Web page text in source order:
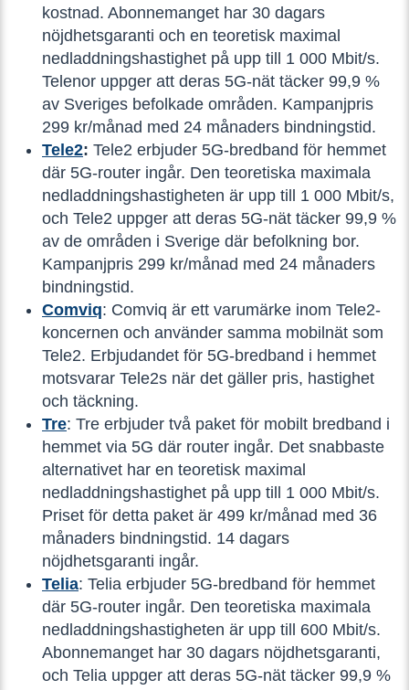
kostnad. Abonnemanget har 30 dagars
nöjdhetsgaranti och en teoretisk maximal
nedladdningshastighet på upp till 1 000 Mbit/s.
Telenor uppger att deras 5G-nät täcker 99,9 %
av Sveriges befolkade områden. Kampanjpris
299 kr/månad med 24 månaders bindningstid.
Tele2: Tele2 erbjuder 5G-bredband för hemmet
där 5G-router ingår. Den teoretiska maximala
nedladdningshastigheten är upp till 1 000 Mbit/s,
och Tele2 uppger att deras 5G-nät täcker 99,9 %
av de områden i Sverige där befolkning bor.
Kampanjpris 299 kr/månad med 24 månaders
bindningstid.
Comviq: Comviq är ett varumärke inom Tele2-
koncernen och använder samma mobilnät som
Tele2. Erbjudandet för 5G-bredband i hemmet
motsvarar Tele2s när det gäller pris, hastighet
och täckning.
Tre: Tre erbjuder två paket för mobilt bredband i
hemmet via 5G där router ingår. Det snabbaste
alternativet har en teoretisk maximal
nedladdningshastighet på upp till 1 000 Mbit/s.
Priset för detta paket är 499 kr/månad med 36
månaders bindningstid. 14 dagars
nöjdhetsgaranti ingår.
Telia: Telia erbjuder 5G-bredband för hemmet
där 5G-router ingår. Den teoretiska maximala
nedladdningshastigheten är upp till 600 Mbit/s.
Abonnemanget har 30 dagars nöjdhetsgaranti,
och Telia uppger att deras 5G-nät täcker 99,9 %